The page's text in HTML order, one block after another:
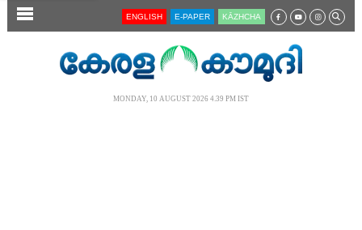
SECTIONS ENGLISH E-PAPER KĀZHCHA
MONDAY, 10 AUGUST 2026 4.39 PM IST